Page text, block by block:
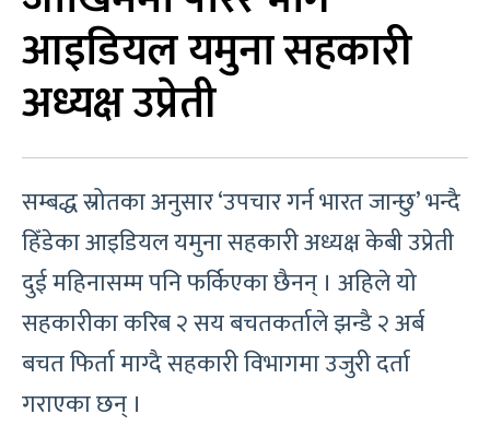
आइडियल यमुना सहकारी
अध्यक्ष उप्रेती
सम्बद्ध स्रोतका अनुसार ‘उपचार गर्न भारत जान्छु’ भन्दै
हिँडेका आइडियल यमुना सहकारी अध्यक्ष केबी उप्रेती
दुई महिनासम्म पनि फर्किएका छैनन् । अहिले यो
सहकारीका करिब २ सय बचतकर्ताले झन्डै २ अर्ब
बचत फिर्ता माग्दै सहकारी विभागमा उजुरी दर्ता
गराएका छन् ।